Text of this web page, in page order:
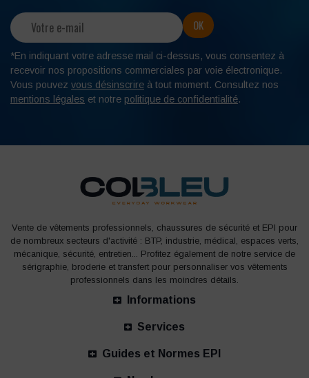
*En indiquant votre adresse mail ci-dessus, vous consentez à
recevoir nos propositions commerciales par voie électronique.
Vous pouvez vous désinscrire à tout moment. Consultez nos
mentions légales et notre politique de confidentialité.
Vente de vêtements professionnels, chaussures de sécurité et EPI pour
de nombreux secteurs d'activité : BTP, industrie, médical, espaces verts,
mécanique, sécurité, entretien... Profitez également de notre service de
sérigraphie, broderie et transfert pour personnaliser vos vêtements
professionnels dans les moindres détails.
Informations
Services
Guides et Normes EPI